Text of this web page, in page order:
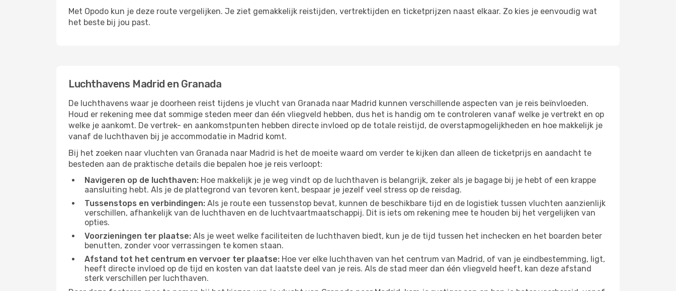
Met Opodo kun je deze route vergelijken. Je ziet gemakkelijk reistijden, vertrektijden en ticketprijzen naast elkaar. Zo kies je eenvoudig wat
het beste bij jou past.
Luchthavens Madrid en Granada
De luchthavens waar je doorheen reist tijdens je vlucht van Granada naar Madrid kunnen verschillende aspecten van je reis beïnvloeden.
Houd er rekening mee dat sommige steden meer dan één vliegveld hebben, dus het is handig om te controleren vanaf welke je vertrekt en op
welke je aankomt. De vertrek- en aankomstpunten hebben directe invloed op de totale reistijd, de overstapmogelijkheden en hoe makkelijk je
vanaf de luchthaven bij je accommodatie in Madrid komt.
Bij het zoeken naar vluchten van Granada naar Madrid is het de moeite waard om verder te kijken dan alleen de ticketprijs en aandacht te
besteden aan de praktische details die bepalen hoe je reis verloopt:
Navigeren op de luchthaven: Hoe makkelijk je je weg vindt op de luchthaven is belangrijk, zeker als je bagage bij je hebt of een krappe
aansluiting hebt. Als je de plattegrond van tevoren kent, bespaar je jezelf veel stress op de reisdag.
Tussenstops en verbindingen: Als je route een tussenstop bevat, kunnen de beschikbare tijd en de logistiek tussen vluchten aanzienlijk
verschillen, afhankelijk van de luchthaven en de luchtvaartmaatschappij. Dit is iets om rekening mee te houden bij het vergelijken van
opties.
Voorzieningen ter plaatse: Als je weet welke faciliteiten de luchthaven biedt, kun je de tijd tussen het inchecken en het boarden beter
benutten, zonder voor verrassingen te komen staan.
Afstand tot het centrum en vervoer ter plaatse: Hoe ver elke luchthaven van het centrum van Madrid, of van je eindbestemming, ligt,
heeft directe invloed op de tijd en kosten van dat laatste deel van je reis. Als de stad meer dan één vliegveld heeft, kan deze afstand
sterk verschillen per luchthaven.